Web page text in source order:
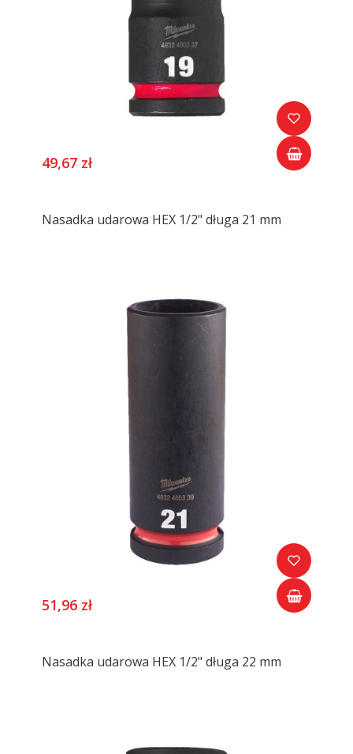
49,67 zł
Nasadka udarowa HEX 1/2" długa 21 mm
51,96 zł
Nasadka udarowa HEX 1/2" długa 22 mm